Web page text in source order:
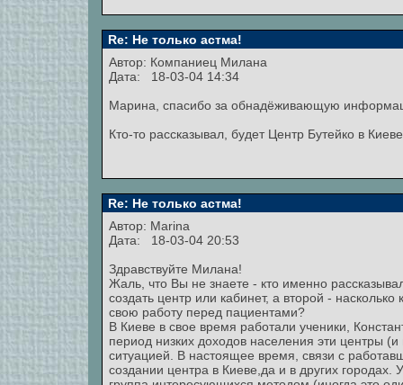
Re: Не только астма!
Автор: Компаниец Милана
Дата: 18-03-04 14:34
Марина, спасибо за обнадёживающую
Кто-то рассказывал, будет Центр Бутейко в
Re: Не только астма!
Автор: Marina
Дата: 18-03-04 20:53
Здравствуйте Милана!
Жаль, что Вы не знаете - кто именно
создать центр или кабинет, а второй - насколько
свою работу перед пациентами?
В Киеве в свое время работали ученики,
период низких доходов населения эти центры
ситуацией. В настоящее время, связи с
создании центра в Киеве,да и в других